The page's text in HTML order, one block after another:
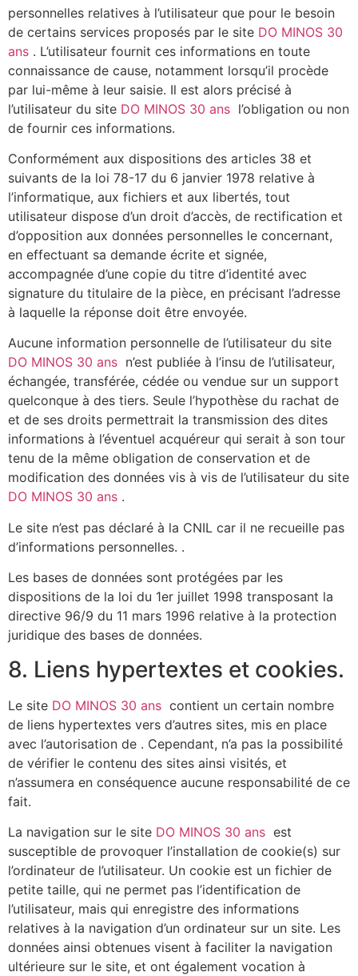
personnelles relatives à l’utilisateur que pour le besoin
de certains services proposés par le site DO MINOS 30
ans . L’utilisateur fournit ces informations en toute
connaissance de cause, notamment lorsqu’il procède
par lui-même à leur saisie. Il est alors précisé à
l’utilisateur du site DO MINOS 30 ans l’obligation ou non
de fournir ces informations.
Conformément aux dispositions des articles 38 et
suivants de la loi 78-17 du 6 janvier 1978 relative à
l’informatique, aux fichiers et aux libertés, tout
utilisateur dispose d’un droit d’accès, de rectification et
d’opposition aux données personnelles le concernant,
en effectuant sa demande écrite et signée,
accompagnée d’une copie du titre d’identité avec
signature du titulaire de la pièce, en précisant l’adresse
à laquelle la réponse doit être envoyée.
Aucune information personnelle de l’utilisateur du site
DO MINOS 30 ans n’est publiée à l’insu de l’utilisateur,
échangée, transférée, cédée ou vendue sur un support
quelconque à des tiers. Seule l’hypothèse du rachat de
et de ses droits permettrait la transmission des dites
informations à l’éventuel acquéreur qui serait à son tour
tenu de la même obligation de conservation et de
modification des données vis à vis de l’utilisateur du site
DO MINOS 30 ans .
Le site n’est pas déclaré à la CNIL car il ne recueille pas
d’informations personnelles. .
Les bases de données sont protégées par les
dispositions de la loi du 1er juillet 1998 transposant la
directive 96/9 du 11 mars 1996 relative à la protection
juridique des bases de données.
8. Liens hypertextes et cookies.
Le site DO MINOS 30 ans contient un certain nombre
de liens hypertextes vers d’autres sites, mis en place
avec l’autorisation de . Cependant, n’a pas la possibilité
de vérifier le contenu des sites ainsi visités, et
n’assumera en conséquence aucune responsabilité de ce
fait.
La navigation sur le site DO MINOS 30 ans est
susceptible de provoquer l’installation de cookie(s) sur
l’ordinateur de l’utilisateur. Un cookie est un fichier de
petite taille, qui ne permet pas l’identification de
l’utilisateur, mais qui enregistre des informations
relatives à la navigation d’un ordinateur sur un site. Les
données ainsi obtenues visent à faciliter la navigation
ultérieure sur le site, et ont également vocation à